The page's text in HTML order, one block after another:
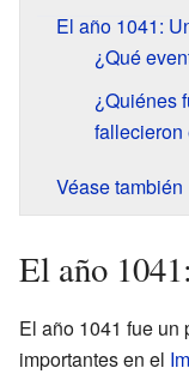
El año 1041:
¿Qué
¿Quiénes
fallecieron
Véase también
El año
El año 1041 fue un
importantes en el